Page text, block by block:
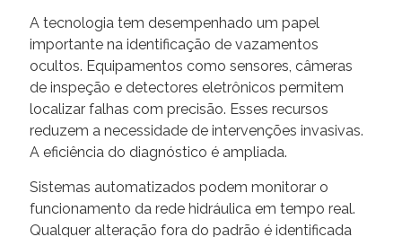
A tecnologia tem desempenhado um papel
importante na identificação de vazamentos
ocultos. Equipamentos como sensores, câmeras
de inspeção e detectores eletrônicos permitem
localizar falhas com precisão. Esses recursos
reduzem a necessidade de intervenções invasivas.
A eficiência do diagnóstico é ampliada.
Sistemas automatizados podem monitorar o
funcionamento da rede hidráulica em tempo real.
Qualquer alteração fora do padrão é identificada